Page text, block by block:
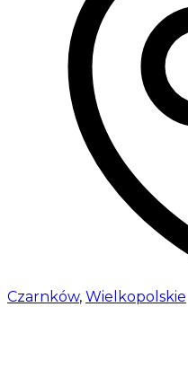
Czarnków, Wielkopolskie